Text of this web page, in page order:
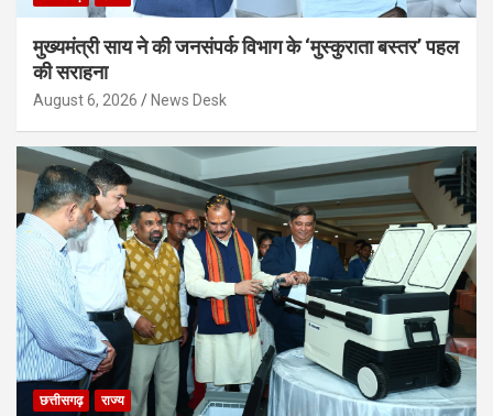
मुख्यमंत्री साय ने की जनसंपर्क विभाग के ‘मुस्कुराता बस्तर’ पहल
की सराहना
August 6, 2026 News Desk
छत्तीसगढ़ राज्य